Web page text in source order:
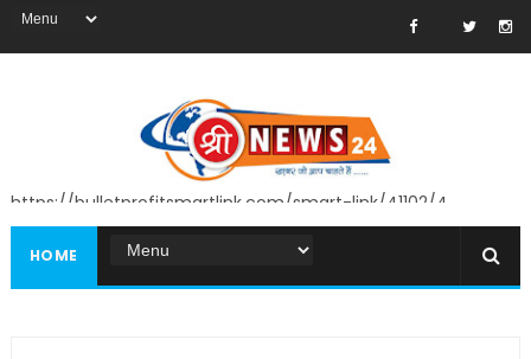
https://bulletprofitsmartlink.com/smart-link/41102/4
HOME